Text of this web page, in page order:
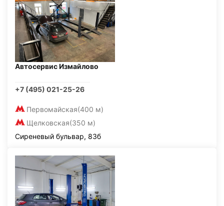
Автосервис Измайлово
+7 (495) 021-25-26
Первомайская(400 м)
Щелковская(350 м)
Сиреневый бульвар, 83б